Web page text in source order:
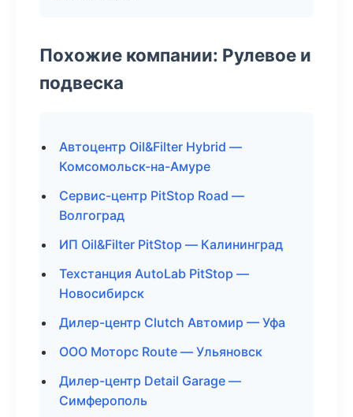
Похожие компании: Рулевое и
подвеска
Автоцентр Oil&Filter Hybrid —
Комсомольск-на-Амуре
Сервис-центр PitStop Road —
Волгоград
ИП Oil&Filter PitStop — Калининград
Техстанция AutoLab PitStop —
Новосибирск
Дилер-центр Clutch Автомир — Уфа
ООО Моторс Route — Ульяновск
Дилер-центр Detail Garage —
Симферополь